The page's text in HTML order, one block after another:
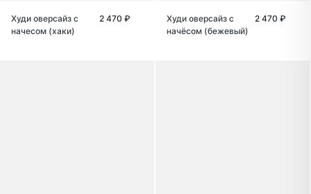
Худи оверсайз с
начесом (хаки)
2 470 ₽
Худи оверсайз с
начёсом (бежевый)
2 470 ₽